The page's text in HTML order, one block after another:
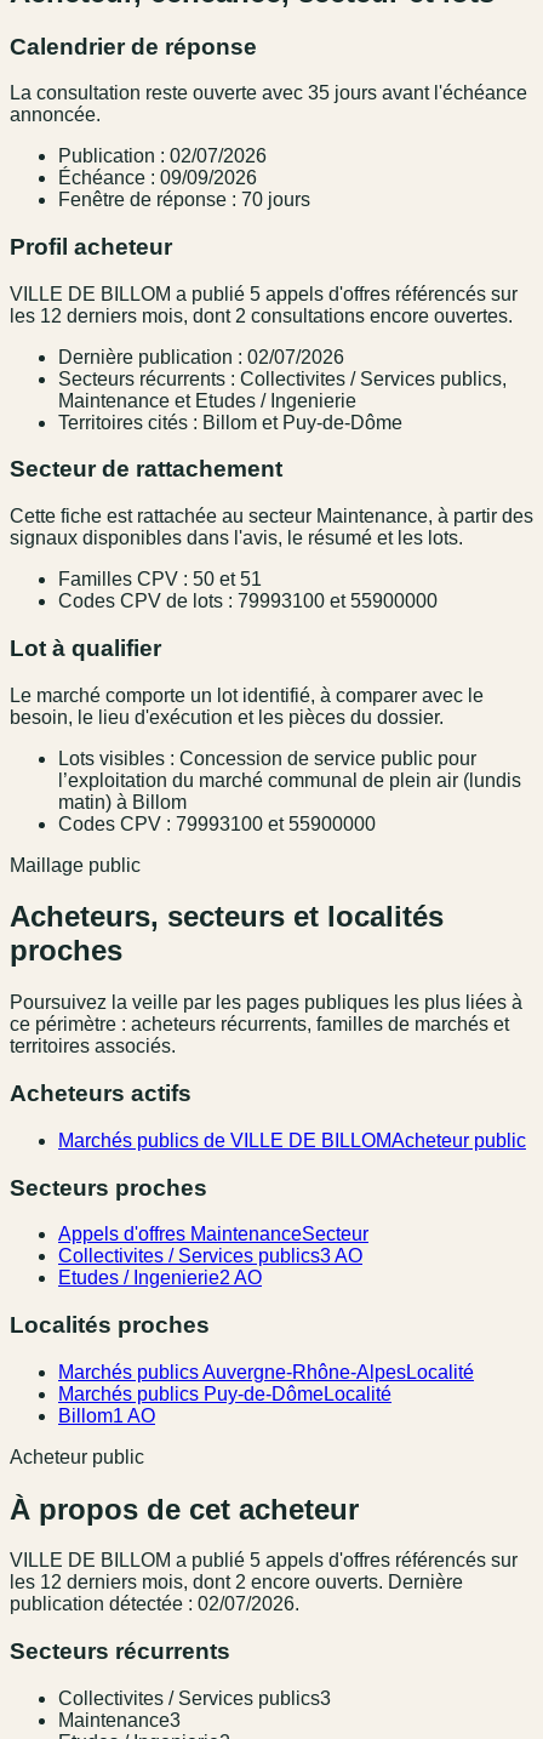
Calendrier de réponse
La consultation reste ouverte avec 35 jours avant l'échéance
annoncée.
Publication : 02/07/2026
Échéance : 09/09/2026
Fenêtre de réponse : 70 jours
Profil acheteur
VILLE DE BILLOM a publié 5 appels d'offres référencés sur
les 12 derniers mois, dont 2 consultations encore ouvertes.
Dernière publication : 02/07/2026
Secteurs récurrents : Collectivites / Services publics,
Maintenance et Etudes / Ingenierie
Territoires cités : Billom et Puy-de-Dôme
Secteur de rattachement
Cette fiche est rattachée au secteur Maintenance, à partir des
signaux disponibles dans l'avis, le résumé et les lots.
Familles CPV : 50 et 51
Codes CPV de lots : 79993100 et 55900000
Lot à qualifier
Le marché comporte un lot identifié, à comparer avec le
besoin, le lieu d'exécution et les pièces du dossier.
Lots visibles : Concession de service public pour
l’exploitation du marché communal de plein air (lundis
matin) à Billom
Codes CPV : 79993100 et 55900000
Maillage public
Acheteurs, secteurs et localités
proches
Poursuivez la veille par les pages publiques les plus liées à
ce périmètre : acheteurs récurrents, familles de marchés et
territoires associés.
Acheteurs actifs
Marchés publics de VILLE DE BILLOMAcheteur public
Secteurs proches
Appels d'offres MaintenanceSecteur
Collectivites / Services publics3 AO
Etudes / Ingenierie2 AO
Localités proches
Marchés publics Auvergne-Rhône-AlpesLocalité
Marchés publics Puy-de-DômeLocalité
Billom1 AO
Acheteur public
À propos de cet acheteur
VILLE DE BILLOM a publié 5 appel s d'offres référencés sur
les 12 derniers mois, dont 2 encore ouverts. Dernière
publication détectée : 02/07/2026.
Secteurs récurrents
Collectivites / Services publics3
Maintenance3